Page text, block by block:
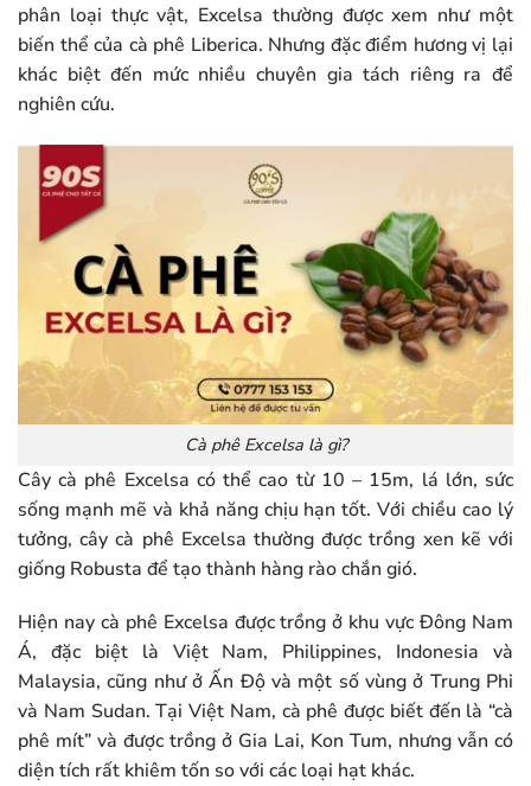
phân loại thực vật, Excelsa thường được xem như một
biến thể của cà phê Liberica. Nhưng đặc điểm hương vị lại
khác biệt đến mức nhiều chuyên gia tách riêng ra để
nghiên cứu.
Cà phê Excelsa là gì?
Cây cà phê Excelsa có thể cao từ 10 – 15m, lá lớn, sức
sống mạnh mẽ và khả năng chịu hạn tốt. Với chiều cao lý
tưởng, cây cà phê Excelsa thường được trồng xen kẽ với
giống Robusta để tạo thành hàng rào chắn gió.
Hiện nay cà phê Excelsa được trồng ở khu vực Đông Nam
Á, đặc biệt là Việt Nam, Philippines, Indonesia và
Malaysia, cũng như ở Ấn Độ và một số vùng ở Trung Phi
và Nam Sudan. Tại Việt Nam, cà phê được biết đến là “cà
phê mít” và được trồng ở Gia Lai, Kon Tum, nhưng vẫn có
diện tích rất khiêm tốn so với các loại hạt khác.